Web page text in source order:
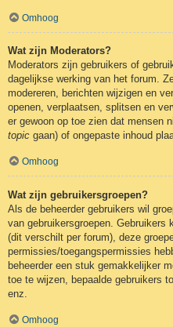
Omhoog
Wat zijn Moderators?
Moderators zijn gebruikers of
dagelijkse werking van het forum.
modereren, berichten wijzigen en
openen, verplaatsen, splitsen en
er gewoon op toe zien dat mensen
topic gaan) of ongepaste inhoud
Omhoog
Wat zijn gebruikersgroepen?
Als de beheerder gebruikers wil
van gebruikersgroepen. Gebruikers
(dit verschilt per forum), deze
permissies/toegangspermissies
beheerder een stuk gemakkelijker
toe te wijzen, bepaalde gebruikers
enz.
Omhoog